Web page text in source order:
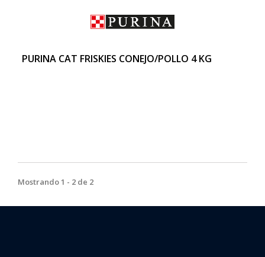
PURINA CAT FRISKIES CONEJO/POLLO 4 KG
Mostrando 1 - 2 de 2